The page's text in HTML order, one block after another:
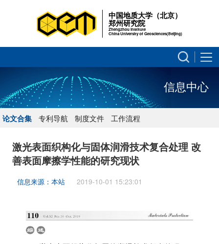
中国地质大学（北京）
郑州研究院
Zhengzhou Institute
China University of Geosciences(Beijing)
信息中心
论文合集 专利导航 制度文件 工作流程
激光表面织构化与固体润滑技术复合处理 改
善表面摩擦学性能的研究现状
信息来源：本站 2019-10-01 15:23:01